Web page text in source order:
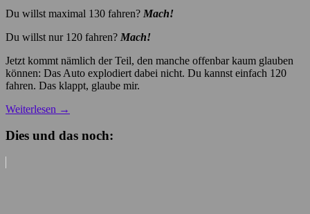
Du willst maximal 130 fahren? Mach!
Du willst nur 120 fahren? Mach!
Jetzt kommt nämlich der Teil, den manche offenbar kaum glauben
können: Das Auto explodiert dabei nicht. Du kannst einfach 120
fahren. Das klappt, glaube mir.
Weiterlesen →
Dies und das noch: